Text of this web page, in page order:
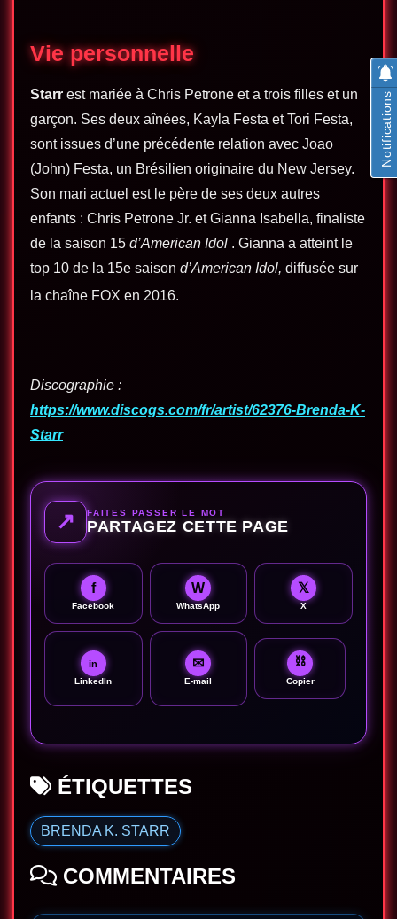
Vie personnelle
Starr est mariée à Chris Petrone et a trois filles et un
garçon. Ses deux aînées, Kayla Festa et Tori Festa,
sont issues d’une précédente relation avec Joao
(John) Festa, un Brésilien originaire du New Jersey.
Son mari actuel est le père de ses deux autres
enfants : Chris Petrone Jr. et Gianna Isabella, finaliste
de la saison 15 d’American Idol . Gianna a atteint le
top 10 de la 15e saison d’American Idol, diffusée sur
la chaîne FOX en 2016.
Discographie :
https://www.discogs.com/fr/artist/62376-Brenda-K-
Starr
↗ FAITES PASSER LE MOT
PARTAGEZ CETTE PAGE
f
Facebook
W
WhatsApp
𝕏
X
in
LinkedIn
✉
E-mail
⛓
Copier
ÉTIQUETTES
BRENDA K. STARR
COMMENTAIRES
Notifications